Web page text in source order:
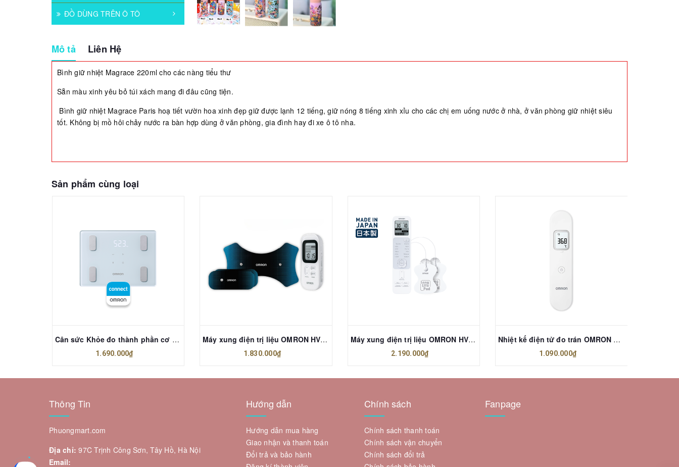
ĐỒ DÙNG TRÊN Ô TÔ
Mô tả Liên Hệ
Bình giữ nhiệt Magrace 220ml cho các nàng tiểu thư
Sẵn màu xinh yêu bỏ túi xách mang đi đâu cũng tiện.
Bình giữ nhiệt Magrace Paris hoạ tiết vườn hoa xinh đẹp giữ được lạnh 12 tiếng, giữ nóng 8 tiếng xinh xỉu cho các chị em uống nước ở nhà, ở văn phòng giữ nhiệt siêu
tốt. Không bị mồ hôi chảy nước ra bàn hợp dùng ở văn phòng, gia đình hay đi xe ô tô nha.
Sản phẩm cùng loại
Cân sức Khỏe đo thành phần cơ thể OMRON HBF-260T1
1.690.000₫
Máy xung điện trị liệu OMRON HV-F030
1.830.000₫
Máy xung điện trị liệu OMRON HV-F230
2.190.000₫
Nhiệt kế điện tử đo trán OMRON MC-F300
1.090.000₫
Thông Tin
Phuongmart.com
Địa chỉ: 97C Trịnh Công Sơn, Tây Hồ, Hà Nội
Email:
Hướng dẫn
Hướng dẫn mua hàng
Giao nhận và thanh toán
Đổi trả và bảo hành
Chính sách
Chính sách thanh toán
Chính sách vận chuyển
Chính sách đổi trả
Fanpage